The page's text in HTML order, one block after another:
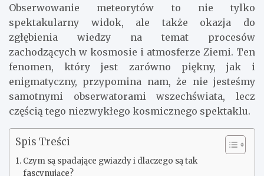
Obserwowanie meteorytów to nie tylko
spektakularny widok, ale także okazja do
zgłębienia wiedzy na temat procesów
zachodzących w kosmosie i atmosferze Ziemi. Ten
fenomen, który jest zarówno piękny, jak i
enigmatyczny, przypomina nam, że nie jesteśmy
samotnymi obserwatorami wszechświata, lecz
częścią tego niezwykłego kosmicznego spektaklu.
Spis Treści
Czym są spadające gwiazdy i dlaczego są tak
fascynujące?